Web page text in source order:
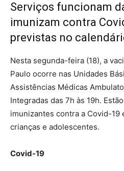
Serviços funcionam
imunizam contra
previstas no
Nesta segunda-feira (18), a
Paulo ocorre nas Unidades
Assistências Médicas
Integradas das 7h às 19h.
imunizantes contra a Covid-19
crianças e adolescentes.
Covid-19